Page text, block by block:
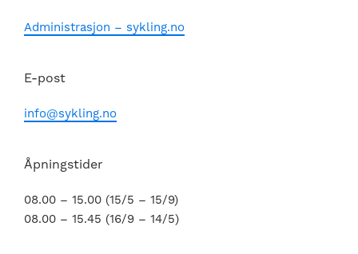
Administrasjon – sykling.no
E-post
info@sykling.no
Åpningstider
08.00 – 15.00 (15/5 – 15/9)
08.00 – 15.45 (16/9 – 14/5)